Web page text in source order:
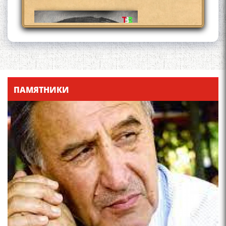
Қадамҷо - Лоҳутӣ
4-уми декабр- зодрӯзи
шоири абадзинда Абулқосим
Лоҳутӣ
ПАМЯТНИКИ